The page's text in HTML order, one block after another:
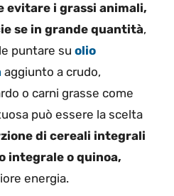
evitare i grassi animali,
se in grande quantità,
puntare su olio
aggiunto a crudo,
o carni grasse come
può essere la scelta
di cereali integrali
integrale o quinoa,
energia.